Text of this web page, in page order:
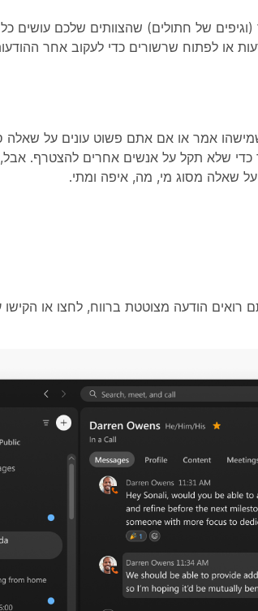
של חתולים) שהצוותים שלכם עושים
או לפתוח שרשורים כדי לעקוב אחר
אמר או אם אתם פשוט עונים על
כדי שלא תקל על אנשים אחרים להצטרף.
שאלה מסוג מי, מה, איפה ומתי.
הודעה מצוטטת ברווח, לחצו או הקישו